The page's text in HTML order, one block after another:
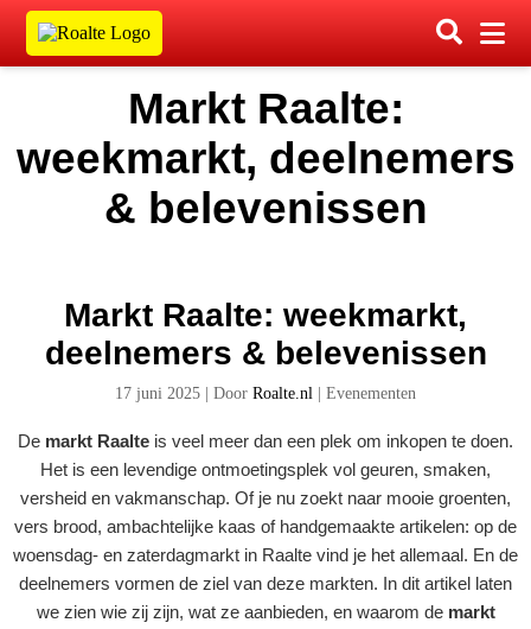
Markt Raalte:
weekmarkt, deelnemers
& belevenissen
Markt Raalte: weekmarkt,
deelnemers & belevenissen
17 juni 2025 Door Roalte.nl Evenementen
De markt Raalte is veel meer dan een plek om inkopen te doen.
Het is een levendige ontmoetingsplek vol geuren, smaken,
versheid en vakmanschap. Of je nu zoekt naar mooie groenten,
vers brood, ambachtelijke kaas of handgemaakte artikelen: op de
woensdag- en zaterdagmarkt in Raalte vind je het allemaal. En de
deelnemers vormen de ziel van deze markten. In dit artikel laten
we zien wie zij zijn, wat ze aanbieden, en waarom de markt